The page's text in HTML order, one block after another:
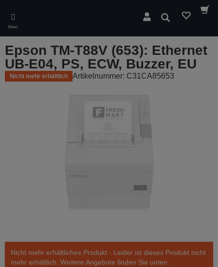
main
content
Menü
Suchen
Epson TM-T88V (653): Ethernet
UB-E04, PS, ECW, Buzzer, EU
Nicht mehr erhältlich Artikelnummer: C31CA85653
Nicht mehr erhältliches Produkt - Leider ist dieses Produkt nicht
mehr erhältlich. Weitere Angebote finden Sie unten.